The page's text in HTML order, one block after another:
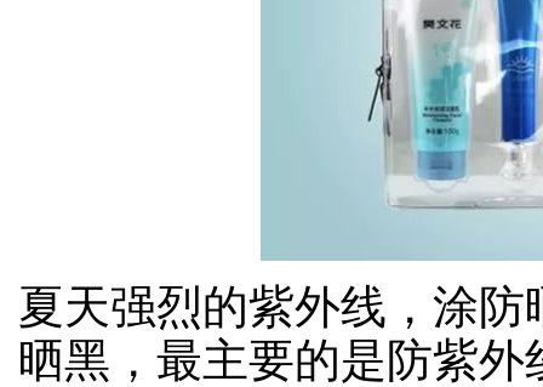
夏天强烈的紫外线，涂
晒黑，最主要的是防紫